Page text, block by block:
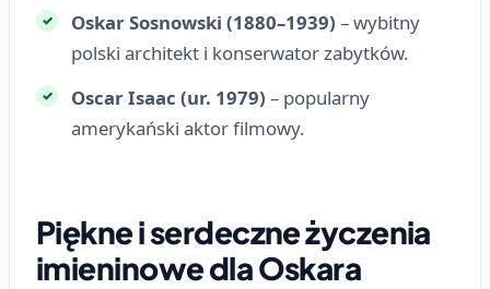
Oskar Sosnowski (1880–1939) – wybitny
polski architekt i konserwator zabytków.
Oscar Isaac (ur. 1979) – popularny
amerykański aktor filmowy.
Piękne i serdeczne życzenia
imieninowe dla Oskara